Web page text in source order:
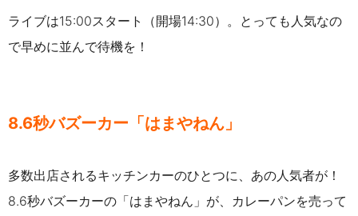
ライブは15:00スタート（開場14:30）。とっても人気なの
で早めに並んで待機を！
8.6秒バズーカー「はまやねん」
多数出店されるキッチンカーのひとつに、あの人気者が！
8.6秒バズーカーの「はまやねん」が、カレーパンを売って